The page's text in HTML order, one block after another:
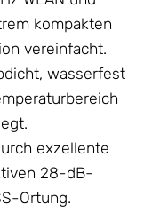
kompakten
vereinfacht.
wasserfest
exzellente
28-dB-
Ortung.